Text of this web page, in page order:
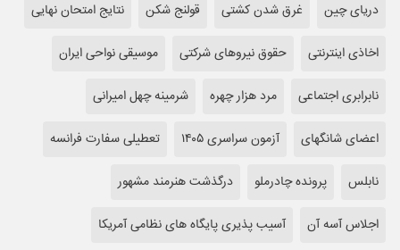
دریای چین
غرق شدن کشتی قولنج شکن
نتایج امتحان نهایی
اخاذی اینترنتی
حقوق نیروهای شرکتی
موسیقی نواحی ایران
نابرابری اجتماعی
مرد هزار چهره
شرمینه چهل امیرانی
اعضای شانگهای
آزمون سراسری ۱۴۰۵
تعطیلی سفارت فرانسه
نابلس
پرونده چادرملو
درگذشت هنرمند مشهور
اجلاس آسه آن
آسیب پذیری پایگاه های نظامی آمریکا